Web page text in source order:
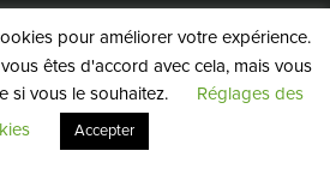
de confidentialité
Public de Wallonie
pour améliorer votre expérience.
êtes d'accord avec cela, mais vous
si vous le souhaitez.
Réglages des
Accepter